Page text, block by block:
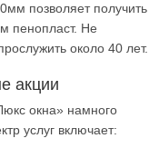
позволяет получить
пенопласт. Не
около 40 лет.
акции
окна» намного
услуг включает: